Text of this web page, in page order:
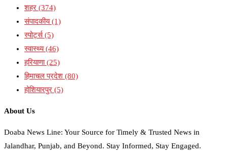
शहर (374)
संपादकीय(1)
स्पोर्ट्स(5)
स्वास्थ्य(46)
हरियाणा(25)
हिमाचल प्रदेश (80)
होशियारपुर (5)
About Us
Doaba News Line: Your Source for Timely & Trusted News in
Jalandhar, Punjab, and Beyond. Stay Informed, Stay Engaged.